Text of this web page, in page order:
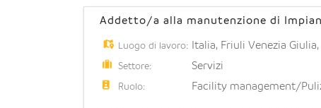
Addetto/a alla manutenzione di
Luogo di lavoro: Italia, Friuli Venezia Giulia,
Settore: Servizi
Ruolo: Facility management/